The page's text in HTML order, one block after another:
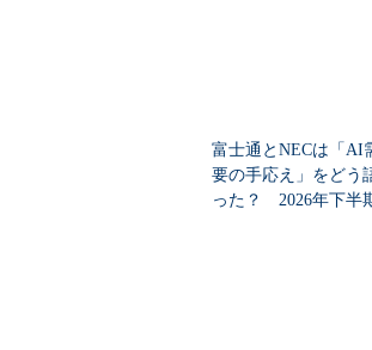
富士通とNECは「AI
要の手応え」をどう
った？ 2026年下半